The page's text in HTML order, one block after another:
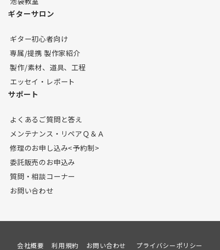
ギターサロン
ギター初心者向け
専属/提携 製作家紹介
製作/素材、道具、工程
エッセイ・レポート
サポート
よくあるご質問と答え
メンテナンス・リペアＱ＆Ａ
修理のお申し込み<予約制>
委託販売のお申込み
質問・相談コーナー
お問い合わせ
会社概要 利用規約 お問い合わせ プライバシーポリシー